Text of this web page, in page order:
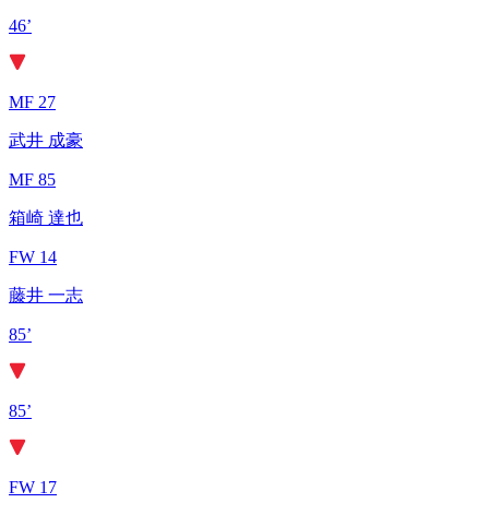
46’
MF 27
武井 成豪
MF 85
箱崎 達也
FW 14
藤井 一志
85’
85’
FW 17